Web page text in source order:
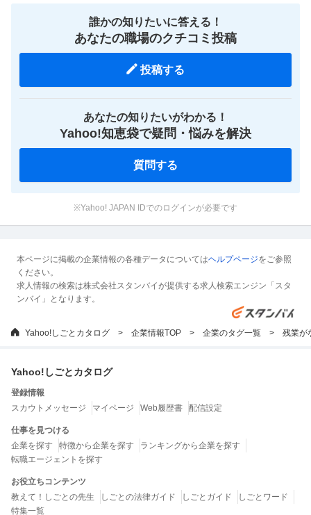
誰かの知りたいに答える！
あなたの職場のクチコミ投稿
投稿する
あなたの知りたいがわかる！
Yahoo!知恵袋で疑問・悩みを解決
質問する
※Yahoo! JAPAN IDでのログインが必要です
本ページに掲載の企業情報の各種データについてはヘルプページをご参照
ください。
求人情報の検索は株式会社スタンバイが提供する求人検索エンジン「スタ
ンバイ」となります。
Yahoo!しごとカタログ 企業情報TOP 企業のタグ一覧 残業が
Yahoo!しごとカタログ
登録情報
スカウトメッセージ
マイページ Web履歴書 配信設定
仕事を見つける
企業を探す
特徴から企業を探す
ランキングから企業を探す
転職エージェントを探す
お役立ちコンテンツ
教えて！しごとの先生
しごとの法律ガイド しごとガイド
しごとワード
特集一覧